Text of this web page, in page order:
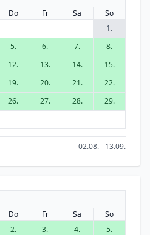
Do Fr Sa
So
1.
5. 6. 7.
8.
12. 13. 14.
15.
19. 20. 21.
22.
26. 27. 28.
29.
02.08. - 13.09.
Do Fr Sa
So
2. 3. 4.
5.